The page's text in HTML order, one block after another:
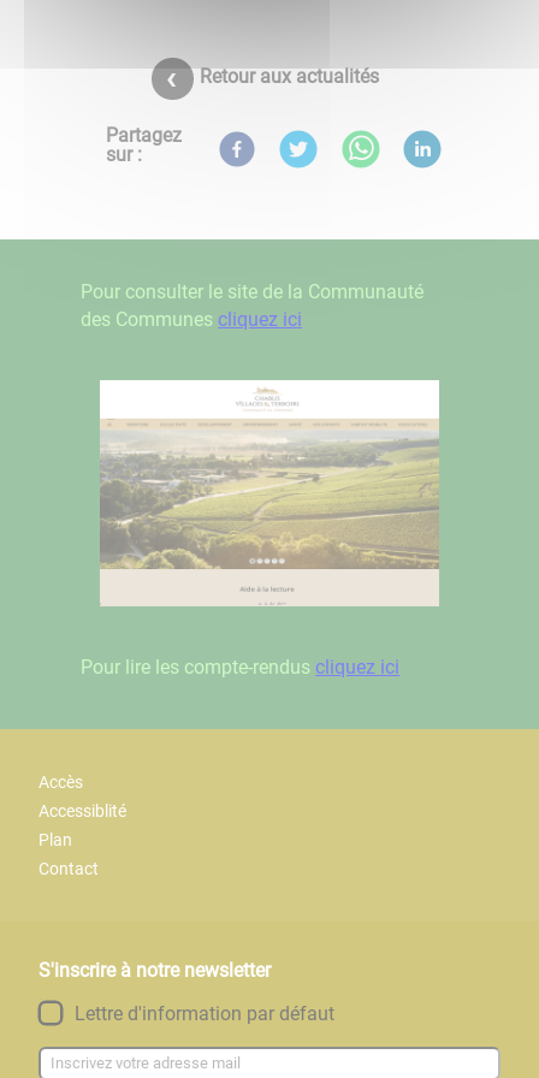
Retour aux actualités
Partagez
sur :
Pour consulter le site de la Communauté
des Communes cliquez ici
Pour lire les compte-rendus cliquez ici
Accès
Accessiblité
Plan
Contact
S'inscrire à notre newsletter
Lettre d'information par défaut